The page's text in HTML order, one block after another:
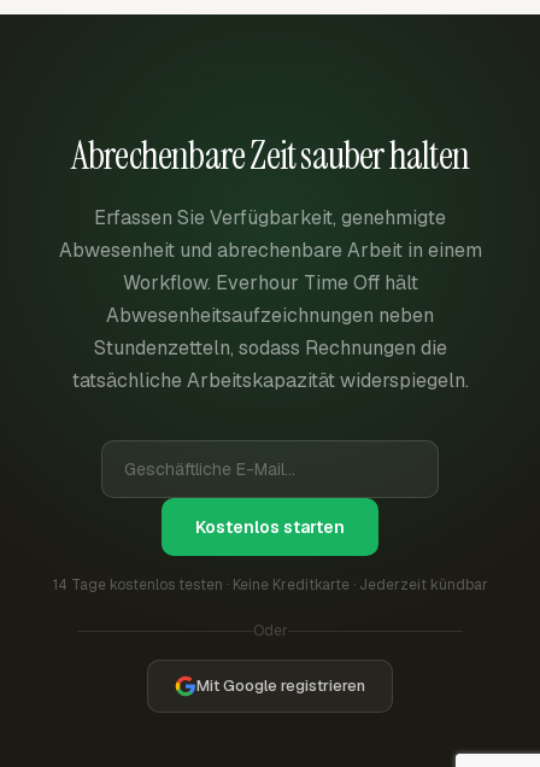
Abrechenbare Zeit sauber halten
Erfassen Sie Verfügbarkeit, genehmigte
Abwesenheit und abrechenbare Arbeit in einem
Workflow. Everhour Time Off hält
Abwesenheitsaufzeichnungen neben
Stundenzetteln, sodass Rechnungen die
tatsächliche Arbeitskapazität widerspiegeln.
Kostenlos starten
14 Tage kostenlos testen · Keine Kreditkarte · Jederzeit kündbar
Oder
Mit Google registrieren